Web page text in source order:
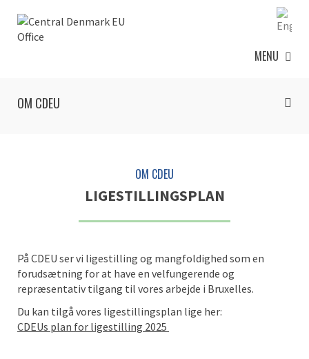
MENU
OM CDEU
OM CDEU
LIGESTILLINGSPLAN
På CDEU ser vi ligestilling og mangfoldighed som en
forudsætning for at have en velfungerende og
repræsentativ tilgang til vores arbejde i Bruxelles.
Du kan tilgå vores ligestillingsplan lige her:
CDEUs plan for ligestilling 2025